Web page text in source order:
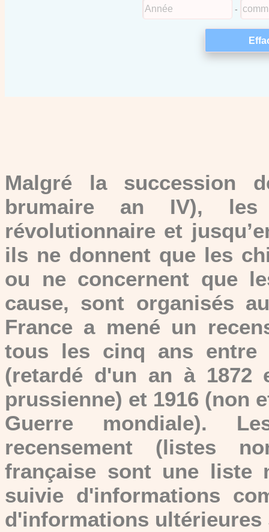
-
Malgré la succession
brumaire an IV), les
révolutionnaire et
ils ne donnent que les
ou ne concernent que
cause, sont organisés
France a mené un
tous les cinq ans entre
(retardé d'un an à 1872
prussienne) et 1916 (non
Guerre mondiale).
recensement (listes
française sont une liste
suivie d'informations
d'informations ultérieures